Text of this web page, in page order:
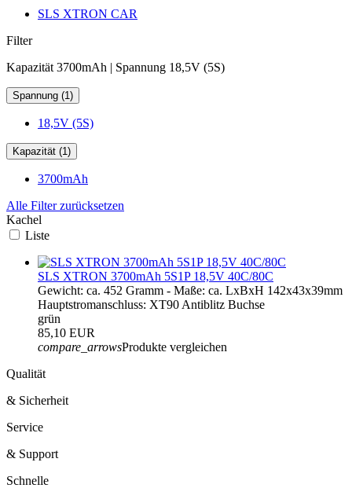
SLS XTRON CAR
Filter
Kapazität 3700mAh | Spannung 18,5V (5S)
Spannung (1)
18,5V (5S)
Kapazität (1)
3700mAh
Alle Filter zurücksetzen
Kachel
Liste
SLS XTRON 3700mAh 5S1P 18,5V 40C/80C
Gewicht: ca. 452 Gramm - Maße: ca. LxBxH 142x43x39mm
Hauptstromanschluss: XT90 Antiblitz Buchse
grün
85,10 EUR
compare_arrowsProdukte vergleichen
Qualität
& Sicherheit
Service
& Support
Schnelle